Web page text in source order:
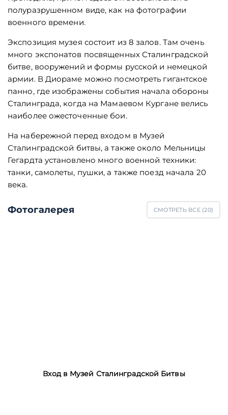
полуразрушенном виде, как на фотографии
военного времени.
Экспозиция музея состоит из 8 залов. Там очень
много экспонатов посвященных Сталинградской
битве, вооружений и формы русской и немецкой
армии. В Диораме можно посмотреть гигантское
панно, где изображены события начала обороны
Сталинграда, когда на Мамаевом Кургане велись
наиболее ожесточенные бои.
На набережной перед входом в Музей
Сталинградской битвы, а также около Мельницы
Гегардта установлено много военной техники:
танки, самолеты, пушки, а также поезд начала 20
века.
Фотогалерея СМОТРЕТЬ ВСЕ (20)
Вход в Музей Сталинградской Битвы